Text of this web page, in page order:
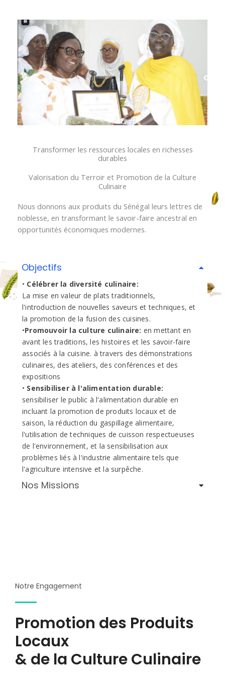
Transformer les ressources locales en richesses
durables
Valorisation du Terroir et Promotion de la Culture
Culinaire
Nous donnons aux produits du Sénégal leurs lettres de
noblesse, en transformant le savoir-faire ancestral en
opportunités économiques modernes.
Objectifs
• Célébrer la diversité culinaire:
La mise en valeur de plats traditionnels,
l'introduction de nouvelles saveurs et techniques, et
la promotion de la fusion des cuisines.
•Promouvoir la culture culinaire: en mettant en
avant les traditions, les histoires et les savoir-faire
associés à la cuisine. à travers des démonstrations
culinaires, des ateliers, des conférences et des
expositions
• Sensibiliser à l'alimentation durable:
sensibiliser le public à l'alimentation durable en
incluant la promotion de produits locaux et de
saison, la réduction du gaspillage alimentaire,
l'utilisation de techniques de cuisson respectueuses
de l'environnement, et la sensibilisation aux
problèmes liés à l'industrie alimentaire tels que
l'agriculture intensive et la surpêche.
Nos Missions
Notre Engagement
Promotion des Produits
Locaux
& de la Culture Culinaire